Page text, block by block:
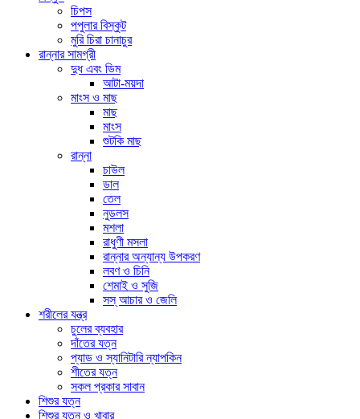
চিপস
পপুলার বিস্কুট
মুরি চিরা চানাচুর
রান্নার সামগ্রী
দুধ এবং ডিম
আটা-ময়দা
মাংস ও মাছ
মাছ
মাংস
শুটকি মাছ
রান্না
চাউল
ডাল
তেল
নুডলস
মশলা
রাধুণী মসলা
রান্নার অন্যান্য উপকরণ
লবণ ও চিনি
শেমাই ও সুজি
সস্ আচার ও জেলি
শরীলের যন্ত্র
চুলের ব্যবহার
দাঁতের যত্ন
প্যাড ও স্যানিটারি ন্যাপকিন
শীতের যত্ন
সকল প্রকার সাবান
শিশুর যত্ন
শিশুর যত্ন ও খাবার